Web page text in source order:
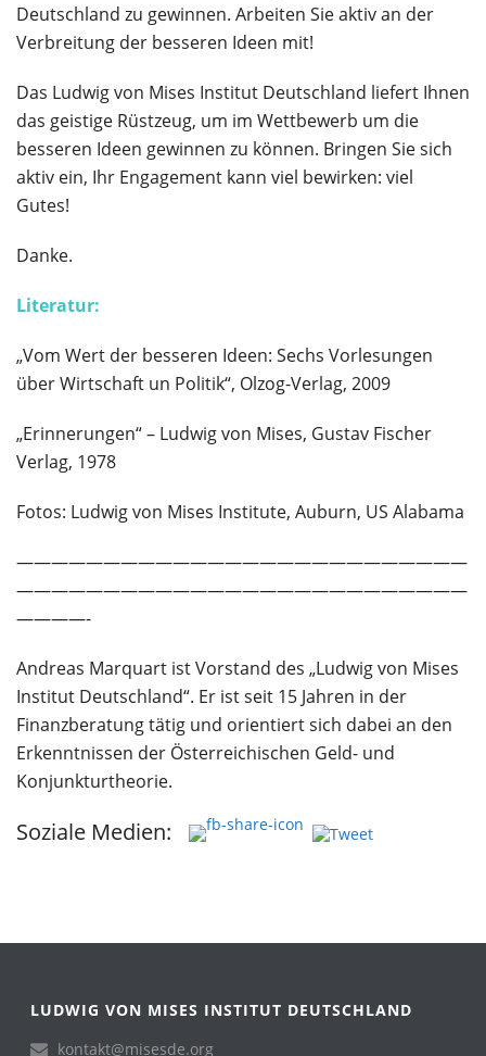
Deutschland zu gewinnen. Arbeiten Sie aktiv an der
Verbreitung der besseren Ideen mit!
Das Ludwig von Mises Institut Deutschland liefert Ihnen
das geistige Rüstzeug, um im Wettbewerb um die
besseren Ideen gewinnen zu können. Bringen Sie sich
aktiv ein, Ihr Engagement kann viel bewirken: viel
Gutes!
Danke.
Literatur:
„Vom Wert der besseren Ideen: Sechs Vorlesungen
über Wirtschaft un Politik“, Olzog-Verlag, 2009
„Erinnerungen“ – Ludwig von Mises, Gustav Fischer
Verlag, 1978
Fotos: Ludwig von Mises Institute, Auburn, US Alabama
——————————————————————————
——————————————————————————
————-
Andreas Marquart ist Vorstand des „Ludwig von Mises
Institut Deutschland“. Er ist seit 15 Jahren in der
Finanzberatung tätig und orientiert sich dabei an den
Erkenntnissen der Österreichischen Geld- und
Konjunkturtheorie.
Soziale Medien:
LUDWIG VON MISES INSTITUT DEUTSCHLAND
kontakt@misesde.org